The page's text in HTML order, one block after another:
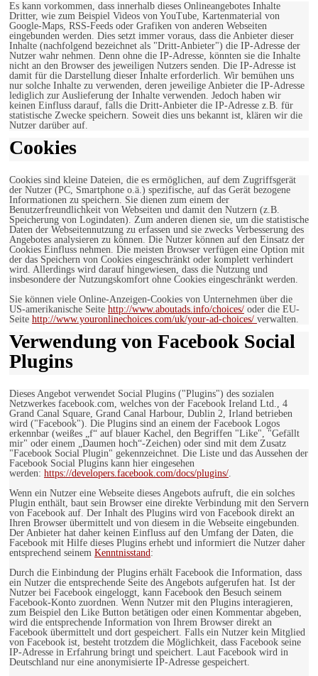
Es kann vorkommen, dass innerhalb dieses Onlineangebotes Inhalte
Dritter, wie zum Beispiel Videos von YouTube, Kartenmaterial von
Google-Maps, RSS-Feeds oder Grafiken von anderen Webseiten
eingebunden werden. Dies setzt immer voraus, dass die Anbieter dieser
Inhalte (nachfolgend bezeichnet als "Dritt-Anbieter") die IP-Adresse der
Nutzer wahr nehmen. Denn ohne die IP-Adresse, könnten sie die Inhalte
nicht an den Browser des jeweiligen Nutzers senden. Die IP-Adresse ist
damit für die Darstellung dieser Inhalte erforderlich. Wir bemühen uns
nur solche Inhalte zu verwenden, deren jeweilige Anbieter die IP-Adresse
lediglich zur Auslieferung der Inhalte verwenden. Jedoch haben wir
keinen Einfluss darauf, falls die Dritt-Anbieter die IP-Adresse z.B. für
statistische Zwecke speichern. Soweit dies uns bekannt ist, klären wir die
Nutzer darüber auf.
Cookies
Cookies sind kleine Dateien, die es ermöglichen, auf dem Zugriffsgerät
der Nutzer (PC, Smartphone o.ä.) spezifische, auf das Gerät bezogene
Informationen zu speichern. Sie dienen zum einem der
Benutzerfreundlichkeit von Webseiten und damit den Nutzern (z.B.
Speicherung von Logindaten). Zum anderen dienen sie, um die statistische
Daten der Webseitennutzung zu erfassen und sie zwecks Verbesserung des
Angebotes analysieren zu können. Die Nutzer können auf den Einsatz der
Cookies Einfluss nehmen. Die meisten Browser verfügen eine Option mit
der das Speichern von Cookies eingeschränkt oder komplett verhindert
wird. Allerdings wird darauf hingewiesen, dass die Nutzung und
insbesondere der Nutzungskomfort ohne Cookies eingeschränkt werden.
Sie können viele Online-Anzeigen-Cookies von Unternehmen über die
US-amerikanische Seite http://www.aboutads.info/choices/ oder die EU-
Seite http://www.youronlinechoices.com/uk/your-ad-choices/ verwalten.
Verwendung von Facebook Social
Plugins
Dieses Angebot verwendet Social Plugins ("Plugins") des sozialen
Netzwerkes facebook.com, welches von der Facebook Ireland Ltd., 4
Grand Canal Square, Grand Canal Harbour, Dublin 2, Irland betrieben
wird ("Facebook"). Die Plugins sind an einem der Facebook Logos
erkennbar (weißes „f“ auf blauer Kachel, den Begriffen "Like", "Gefällt
mir" oder einem „Daumen hoch“-Zeichen) oder sind mit dem Zusatz
"Facebook Social Plugin" gekennzeichnet. Die Liste und das Aussehen der
Facebook Social Plugins kann hier eingesehen
werden: https://developers.facebook.com/docs/plugins/.
Wenn ein Nutzer eine Webseite dieses Angebots aufruft, die ein solches
Plugin enthält, baut sein Browser eine direkte Verbindung mit den Servern
von Facebook auf. Der Inhalt des Plugins wird von Facebook direkt an
Ihren Browser übermittelt und von diesem in die Webseite eingebunden.
Der Anbieter hat daher keinen Einfluss auf den Umfang der Daten, die
Facebook mit Hilfe dieses Plugins erhebt und informiert die Nutzer daher
entsprechend seinem Kenntnisstand:
Durch die Einbindung der Plugins erhält Facebook die Information, dass
ein Nutzer die entsprechende Seite des Angebots aufgerufen hat. Ist der
Nutzer bei Facebook eingeloggt, kann Facebook den Besuch seinem
Facebook-Konto zuordnen. Wenn Nutzer mit den Plugins interagieren,
zum Beispiel den Like Button betätigen oder einen Kommentar abgeben,
wird die entsprechende Information von Ihrem Browser direkt an
Facebook übermittelt und dort gespeichert. Falls ein Nutzer kein Mitglied
von Facebook ist, besteht trotzdem die Möglichkeit, dass Facebook seine
IP-Adresse in Erfahrung bringt und speichert. Laut Facebook wird in
Deutschland nur eine anonymisierte IP-Adresse gespeichert.